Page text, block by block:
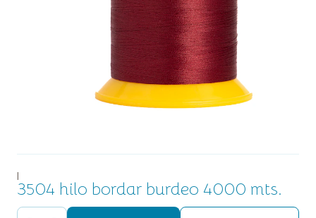
|
3504 hilo bordar burdeo 4000 mts.